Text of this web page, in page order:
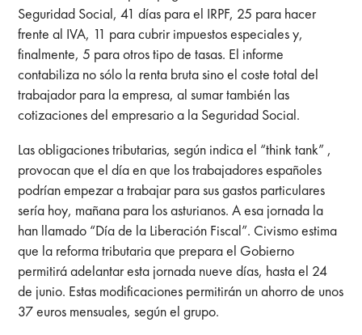
Seguridad Social, 41 días para el IRPF, 25 para hacer
frente al IVA, 11 para cubrir impuestos especiales y,
finalmente, 5 para otros tipo de tasas. El informe
contabiliza no sólo la renta bruta sino el coste total del
trabajador para la empresa, al sumar también las
cotizaciones del empresario a la Seguridad Social.
Las obligaciones tributarias, según indica el “think tank” ,
provocan que el día en que los trabajadores españoles
podrían empezar a trabajar para sus gastos particulares
sería hoy, mañana para los asturianos. A esa jornada la
han llamado “Día de la Liberación Fiscal”. Civismo estima
que la reforma tributaria que prepara el Gobierno
permitirá adelantar esta jornada nueve días, hasta el 24
de junio. Estas modificaciones permitirán un ahorro de unos
37 euros mensuales, según el grupo.